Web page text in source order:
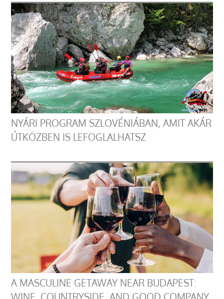
NYÁRI PROGRAM SZLOVÉNIÁBAN, AMIT AKÁR
ÚTKÖZBEN IS LEFOGLALHATSZ
A MASCULINE GETAWAY NEAR BUDAPEST: